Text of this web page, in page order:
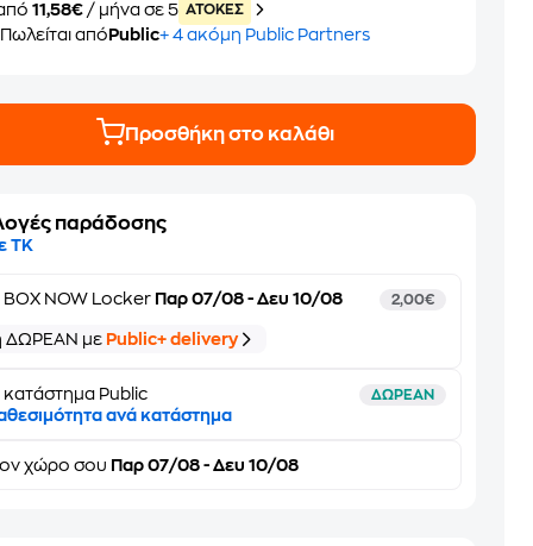
11,58€ / μήνα σε 5 ATOKEΣ
Πωλείται από Public+ 4 ακόμη Public Partners
Προσθήκη στο καλάθι
παράδοσης
ΤΚ
BOX NOW Locker Παρ 07/08 - Δευ 10/08 2,00€
ΔΩΡΕΑΝ με Public+ delivery
κατάστημα Public ΔΩΡΕΑΝ
ανά κατάστημα
χώρο σου Παρ 07/08 - Δευ 10/08